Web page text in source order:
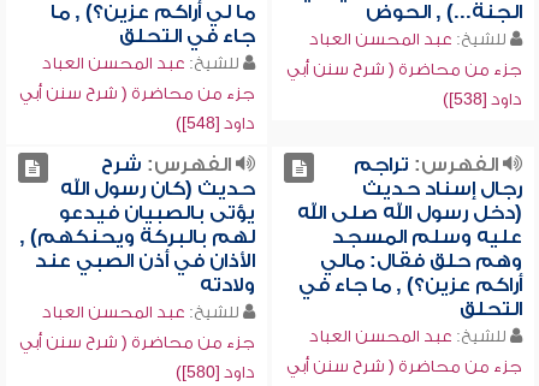
الجنة...) , الحوض
للشيخ: عبد المحسن العباد
جزء من محاضرة ( شرح سنن أبي
داود [538])
ما لي أراكم عزين؟) , ما
جاء في التحلق
للشيخ: عبد المحسن العباد
جزء من محاضرة ( شرح سنن أبي
داود [548])
الفهرس: تراجم
رجال إسناد حديث
(دخل رسول الله صلى الله
عليه وسلم المسجد
وهم حلق فقال: مالي
أراكم عزين؟) , ما جاء في
التحلق
للشيخ: عبد المحسن العباد
جزء من محاضرة ( شرح سنن أبي
الفهرس: شرح
حديث (كان رسول الله
يؤتى بالصبيان فيدعو
لهم بالبركة ويحنكهم) ,
الأذان في أذن الصبي عند
ولادته
للشيخ: عبد المحسن العباد
جزء من محاضرة ( شرح سنن أبي
داود [580])